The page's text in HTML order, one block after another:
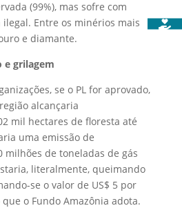
(99%), mas sofre com
Entre os minérios mais
e diamante.
e grilagem
se o PL for aprovado,
alcançaria
mil hectares de floresta até
uma emissão de
milhões de toneladas de gás
literalmente, queimando
se o valor de US$ 5 por
o Fundo Amazônia adota.